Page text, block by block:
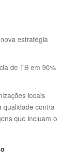
estratégia
de TB em 90%
locais
qualidade contra
que incluam o